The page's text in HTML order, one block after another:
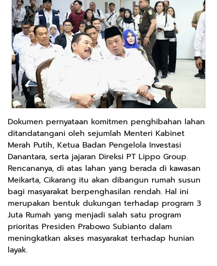
Dokumen pernyataan komitmen penghibahan lahan
ditandatangani oleh sejumlah Menteri Kabinet
Merah Putih, Ketua Badan Pengelola Investasi
Danantara, serta jajaran Direksi PT Lippo Group.
Rencananya, di atas lahan yang berada di kawasan
Meikarta, Cikarang itu akan dibangun rumah susun
bagi masyarakat berpenghasilan rendah. Hal ini
merupakan bentuk dukungan terhadap program 3
Juta Rumah yang menjadi salah satu program
prioritas Presiden Prabowo Subianto dalam
meningkatkan akses masyarakat terhadap hunian
layak.